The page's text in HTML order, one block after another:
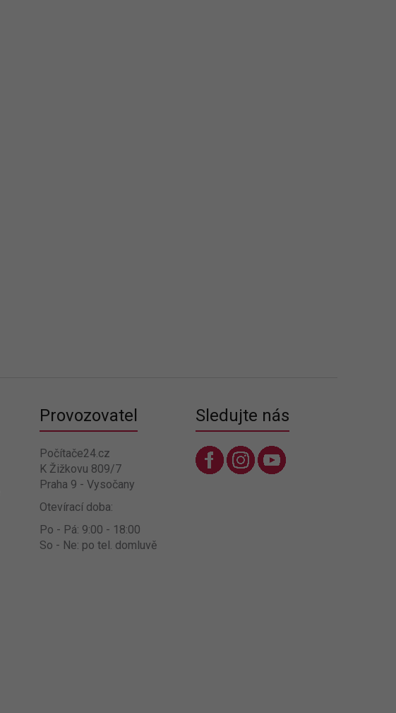
Provozovatel
Počítače24.cz
K Žižkovu 809/7
Praha 9 - Vysočany
Otevírací doba:
Po - Pá: 9:00 - 18:00
So - Ne: po tel. domluvě
Sledujte nás